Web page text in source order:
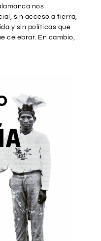
nos
sin acceso a tierra,
y sin políticas que
celebrar. En cambio,